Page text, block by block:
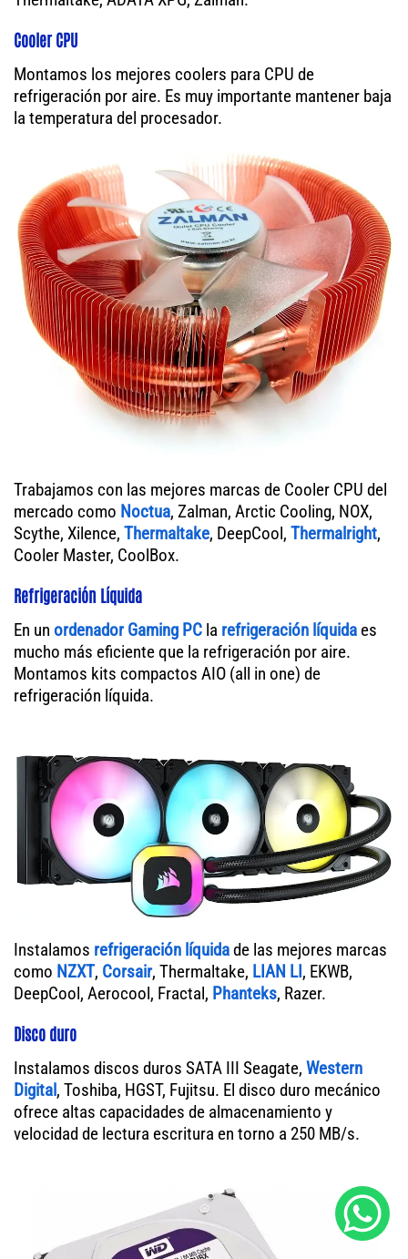
Cooler CPU
Montamos los mejores coolers para CPU de
refrigeración por aire. Es muy importante mantener baja
la temperatura del procesador.
Trabajamos con las mejores marcas de Cooler CPU del
mercado como Noctua, Zalman, Arctic Cooling, NOX,
Scythe, Xilence, Thermaltake, DeepCool, Thermalright,
Cooler Master, CoolBox.
Refrigeración Líquida
En un ordenador Gaming PC la refrigeración líquida es
mucho más eficiente que la refrigeración por aire.
Montamos kits compactos AIO (all in one) de
refrigeración líquida.
Instalamos refrigeración líquidade las mejores marcas
como NZXT, Corsair, Thermaltake, LIAN LI, EKWB,
DeepCool, Aerocool, Fractal, Phanteks, Razer.
Disco duro
Instalamos discos duros SATA III Seagate, Western
Digital, Toshiba, HGST, Fujitsu. El disco duro mecánico
ofrece altas capacidades de almacenamiento y
velocidad de lectura escritura en torno a 250 MB/s.